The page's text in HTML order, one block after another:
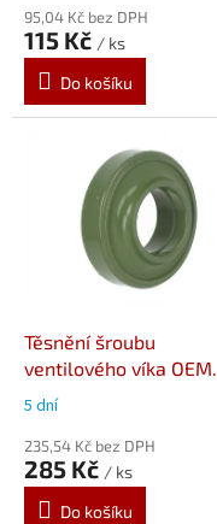
95,04 Kč bez DPH
115 Kč / ks
Do košíku
Těsnění šroubu
ventilového víka OEM
Yamaha
5 dní
235,54 Kč bez DPH
285 Kč / ks
Do košíku